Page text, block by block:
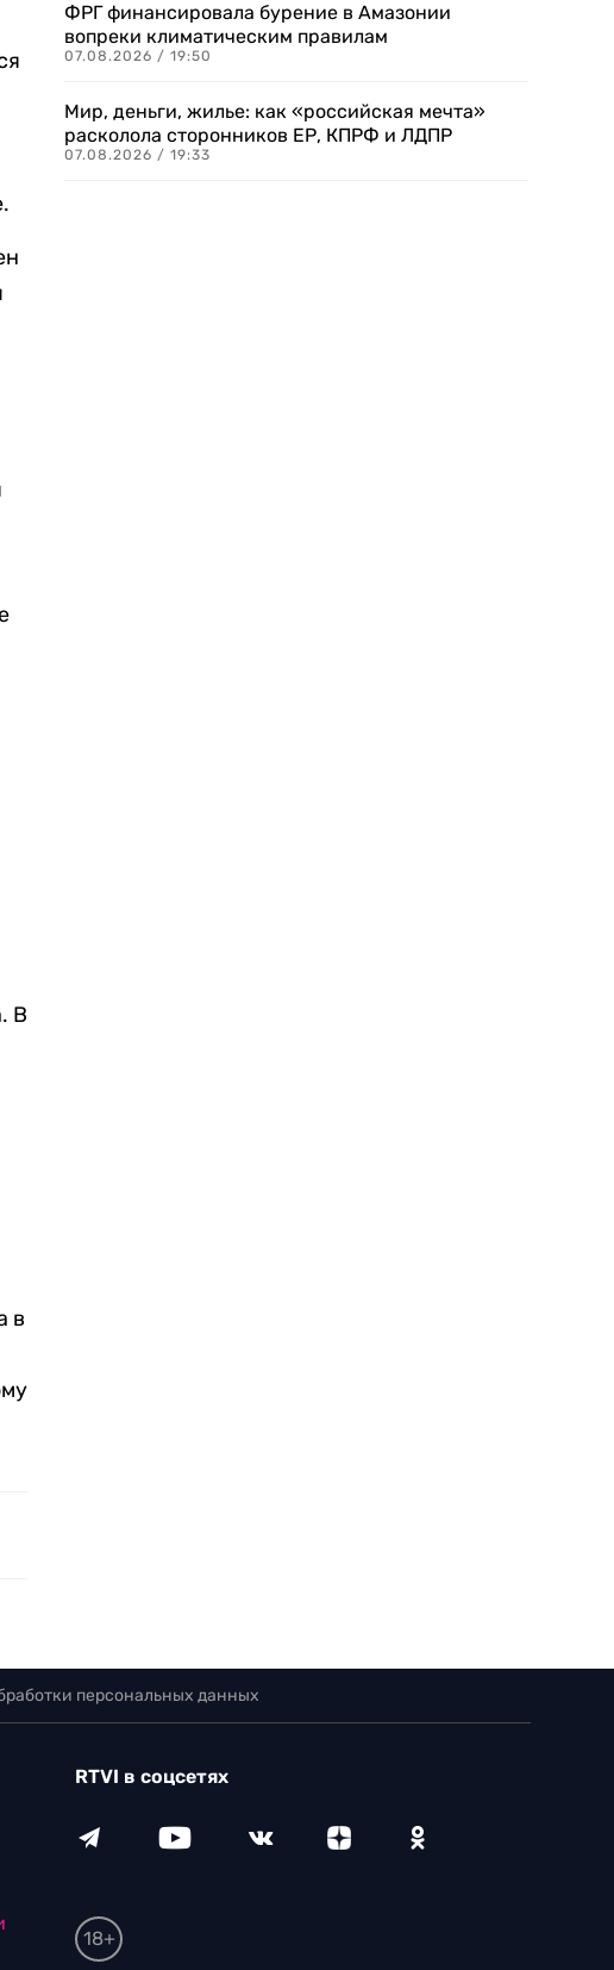
В
в
ФРГ финансировала бурение в Амазонии
вопреки климатическим правилам
07.08.2026 / 19:50
Мир, деньги, жилье: как «российская мечта»
расколола сторонников ЕР, КПРФ и ЛДПР
07.08.2026 / 19:33
персональных данных
RTVI в соцсетях
18+